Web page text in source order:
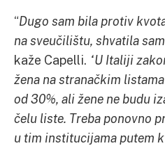
“Dugo sam bila protiv
na sveučilištu, shvatila
kaže Capelli. “U Italiji
žena na stranačkim
od 30%, ali žene ne budu
čelu liste. Treba ponovno
u tim institucijama putem